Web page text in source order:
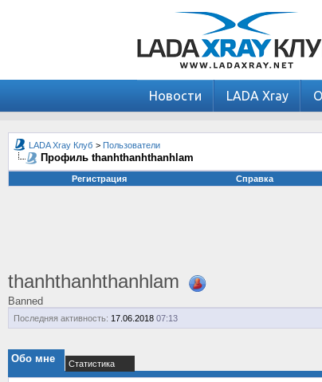
Новости LADA Xray
LADA Xray Клуб > Пользователи
Профиль thanhthanhthanhlam
Регистрация
Справка
thanhthanhthanhlam
Banned
Последняя активность: 17.06.2018 07:13
Обо мне Статистика